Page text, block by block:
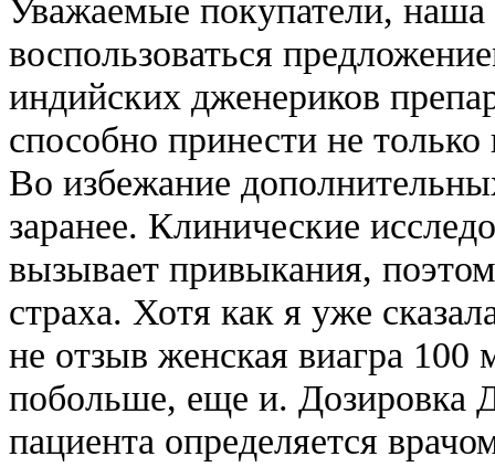
Уважаемые покупатели, наша
воспользоваться
индийских дженериков
способно принести не
Во избежание
заранее. Клинические
вызывает привыкания,
страха. Хотя как я уже
не отзыв женская виагра 100
побольше, еще и. Дозировка
пациента определяется